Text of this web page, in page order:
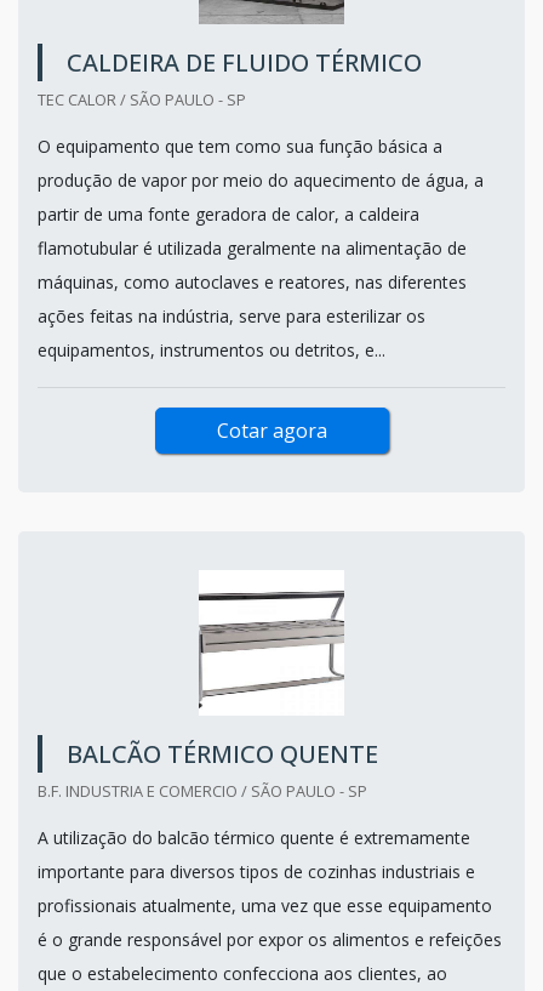
CALDEIRA DE FLUIDO TÉRMICO
TEC CALOR / SÃO PAULO - SP
O equipamento que tem como sua função básica a
produção de vapor por meio do aquecimento de água, a
partir de uma fonte geradora de calor, a caldeira
flamotubular é utilizada geralmente na alimentação de
máquinas, como autoclaves e reatores, nas diferentes
ações feitas na indústria, serve para esterilizar os
equipamentos, instrumentos ou detritos, e...
Cotar agora
BALCÃO TÉRMICO QUENTE
B.F. INDUSTRIA E COMERCIO / SÃO PAULO - SP
A utilização do balcão térmico quente é extremamente
importante para diversos tipos de cozinhas industriais e
profissionais atualmente, uma vez que esse equipamento
é o grande responsável por expor os alimentos e refeições
que o estabelecimento confecciona aos clientes, ao